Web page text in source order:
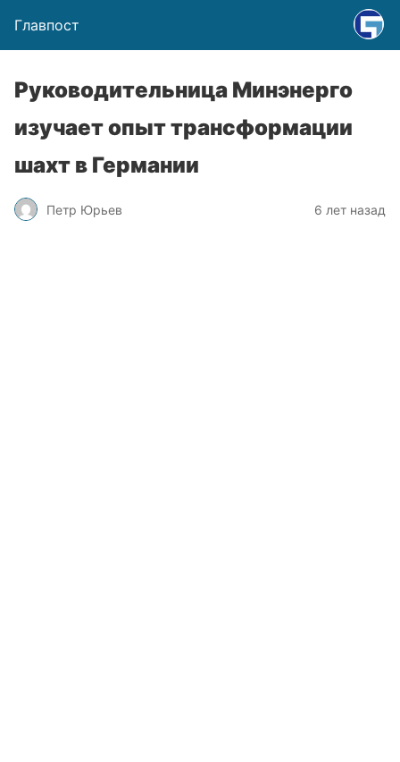
Главпост
Руководительница Минэнерго
изучает опыт трансформации
шахт в Германии
Петр Юрьев 6 лет назад